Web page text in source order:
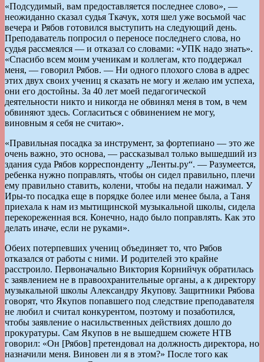
«Подсудимый, вам предоставляется последнее слово», —
неожиданно сказал судья Ткачук, хотя шел уже восьмой час
вечера и Рябов готовился выступить на следующий день.
Преподаватель попросил о переносе последнего слова, но
судья рассмеялся — и отказал со словами: «УПК надо знать».
«Спасибо всем моим ученикам и коллегам, кто поддержал
меня, — говорил Рябов. — Ни одного плохого слова в адрес
этих двух своих учениц я сказать не могу и желаю им успеха,
они его достойны. За 40 лет моей педагогической
деятельности никто и никогда не обвинял меня в том, в чем
обвиняют здесь. Согласиться с обвинением не могу,
виновным я себя не считаю».
«Правильная посадка за инструмент, за фортепиано — это же
очень важно, это основа, — рассказывал только вышедший из
здания суда Рябов корреспонденту „Ленты.ру“. — Разумеется,
ребенка нужно поправлять, чтобы он сидел правильно, плечи
ему правильно ставить, колени, чтобы на педали нажимал. У
Иры-то посадка еще в порядке более или менее была, а Таня
приехала к нам из мытищинской музыкальной школы, сидела
перекореженная вся. Конечно, надо было поправлять. Как это
делать иначе, если не руками».
Обеих потерпевших учениц объединяет то, что Рябов
отказался от работы с ними. И родителей это крайне
расстроило. Первоначально Виктория Корнийчук обратилась
с заявлением не в правоохранительные органы, а к директору
музыкальной школы Александру Якупову. Защитники Рябова
говорят, что Якупов попавшего под следствие преподавателя
не любил и считал конкурентом, поэтому и позаботился,
чтобы заявление о насильственных действиях дошло до
прокуратуры. Сам Якупов в не вышедшем сюжете НТВ
говорил: «Он [Рябов] претендовал на должность директора, но
назначили меня. Виновен ли я в этом?» После того как